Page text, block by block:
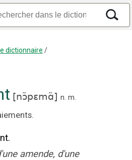
dictionnaire /
[nɔ̃pɛmɑ̃] n. m.
.
amende, d'une